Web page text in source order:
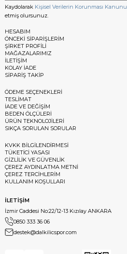
Kaydolarak Kişisel Verilerin Korunması Kanunu
etmiş olursunuz.
HESABIM
ÖNCEKİ SİPARİŞLERİM
ŞİRKET PROFİLİ
MAĞAZALARIMIZ
İLETİŞİM
KOLAY İADE
SİPARİŞ TAKİP
ÖDEME SEÇENEKLERİ
TESLİMAT
İADE VE DEĞİŞİM
BEDEN ÖLÇÜLERİ
ÜRÜN TEKNOLOJİLERİ
SIKÇA SORULAN SORULAR
KVKK BİLGİLENDİRMESİ
TÜKETİCİ YASASI
GİZLİLİK VE GÜVENLİK
ÇEREZ AYDINLATMA METNİ
ÇEREZ TERCİHLERİM
KULLANIM KOŞULLARI
İLETİŞİM
İzmir Caddesi No:22/12-13 Kızılay ANKARA
0850 333 36 06
destek@dalkilicspor.com